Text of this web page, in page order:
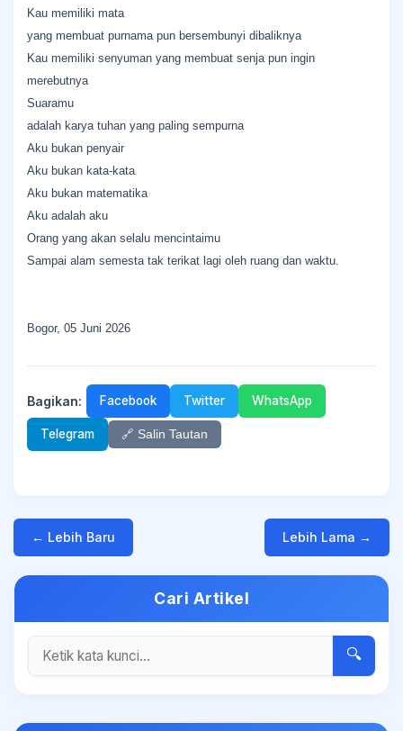
Kau memiliki mata
yang membuat purnama pun bersembunyi dibaliknya
Kau memiliki senyuman yang membuat senja pun ingin
merebutnya
Suaramu
adalah karya tuhan yang paling sempurna
Aku bukan penyair
Aku bukan kata-kata
Aku bukan matematika
Aku adalah aku
Orang yang akan selalu mencintaimu
Sampai alam semesta tak terikat lagi oleh ruang dan waktu.
Bogor, 05 Juni 2026
Bagikan: Facebook Twitter WhatsApp
Telegram 🔗 Salin Tautan
← Lebih Baru Lebih Lama →
Cari Artikel
🔍